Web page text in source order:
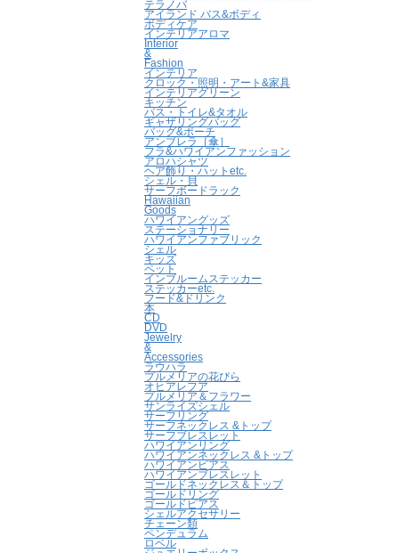
テラノバ
アイランド バス&ボディ
ボディケア
インテリアアロマ
Interior
&
Fashion
インテリア
クロック・照明・アート&家具
インテリアグリーン
キッチン
バス・トイレ&タオル
ギャザリングバッグ
バッグ&ポーチ
アンブレラ［傘］
フラ&ハワイアンファッション
アロハシャツ
ヘア飾り・ハットetc.
シェル・貝
サーフボードラック
Hawaiian
Goods
ハワイアングッズ
ステーショナリー
ハワイアンファブリック
シェル
キッズ
ペット
インブルームステッカー
ステッカーetc.
フード&ドリンク
本
CD
DVD
Jewelry
&
Accessories
ラウハラ
プルメリアの花びら
オヒアレフア
プルメリア＆フラワー
サンライズシェル
サーフリング
サーフネックレス &トップ
サーフブレスレット
ハワイアンリング
ハワイアンネックレス &トップ
ハワイアンピアス
ハワイアンブレスレット
ゴールドネックレス＆トップ
ゴールドリング
ゴールドピアス
シェルアクセサリー
チェーン類
ペンデュラム
ロベル